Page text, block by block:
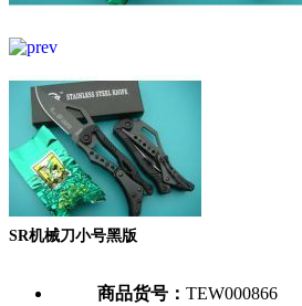
SR机械刀小号黑版
商品货号： TEW000866